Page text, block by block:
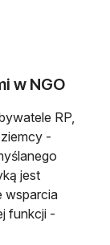
w NGO
RP,
-
jest
wsparcia
funkcji -